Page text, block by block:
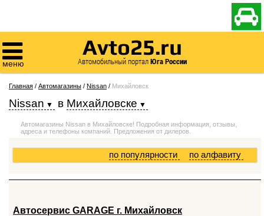


меню
Avto25.ru
Автомобильный порталЮга России
Главная / Автомагазины / Nissan / Михайловск
Nissan в Михайловске
Автомагазины Nissan в Михайловске! Подробная информация, отзывы,
адреса и телефоны компаний. Предложения от дилеров.
по алфавиту
по популярности
Автосервис GARAGE г. Михайловск